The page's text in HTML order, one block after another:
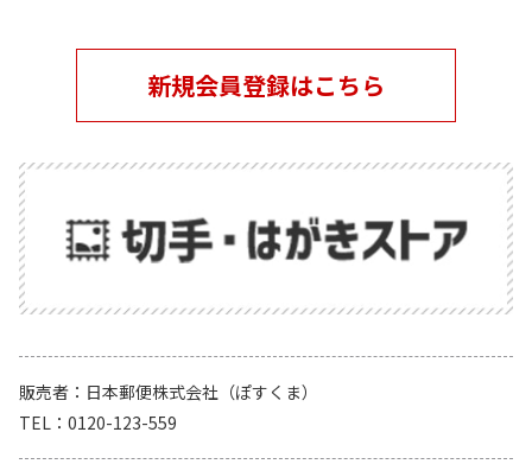
新規会員登録はこちら
販売者
日本郵便株式会社（ぽすくま）
TEL
0120-123-559